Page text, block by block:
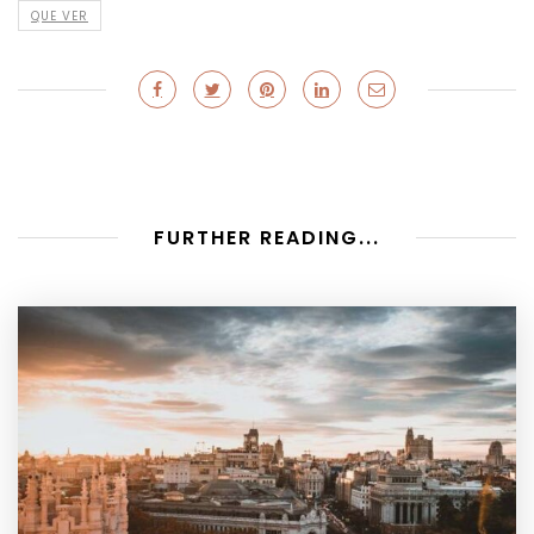
QUE VER
FURTHER READING...